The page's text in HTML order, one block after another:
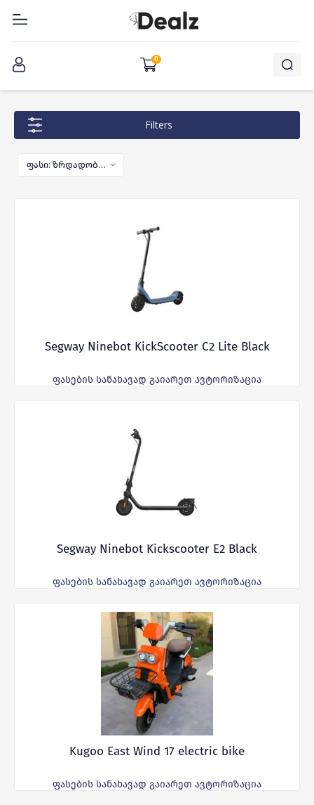
0
Filters
ფასი: ზრდადობით
Segway Ninebot KickScooter C2 Lite Black
ფასების სანახავად გაიარეთ ავტორიზაცია
Segway Ninebot Kickscooter E2 Black
ფასების სანახავად გაიარეთ ავტორიზაცია
Kugoo East Wind 17 electric bike
ფასების სანახავად გაიარეთ ავტორიზაცია